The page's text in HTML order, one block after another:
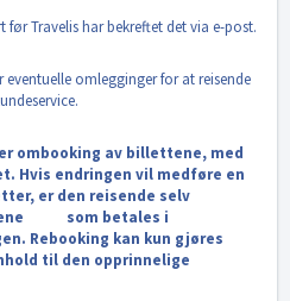
Travelis har bekreftet det via e-post.
omlegginger for at reisende
av billettene, med
Hvis endringen vil medføre en
er den reisende selv
som betales i
Rebooking kan kun gjøres
til den opprinnelige